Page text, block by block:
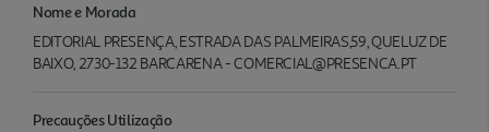
Nome e Morada
EDITORIAL PRESENÇA, ESTRADA DAS PALMEIRAS,59, QUELUZ DE
BAIXO, 2730-132 BARCARENA - COMERCIAL@PRESENCA.PT
Precauções Utilização